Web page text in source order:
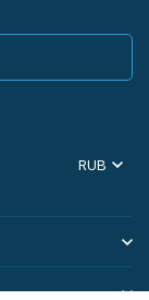
RUB